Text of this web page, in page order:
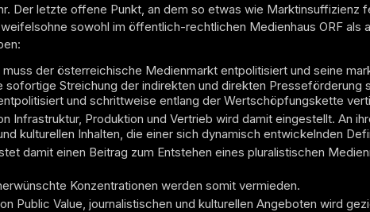
Der letzte offene Punkt, an dem so etwas wie Marktinsuffizienz
sowohl im öffentlich-rechtlichen Medienhaus ORF als
der österreichische Medienmarkt entpolitisiert und seine
sofortige Streichung der indirekten und direkten Presseförderung
und schrittweise entlang der Wertschöpfungskette
Infrastruktur, Produktion und Vertrieb wird damit eingestellt. An
kulturellen Inhalten, die einer sich dynamisch entwickelnden
damit einen Beitrag zum Entstehen eines pluralistischen
Konzentrationen werden somit vermieden.
Public Value, journalistischen und kulturellen Angeboten wird